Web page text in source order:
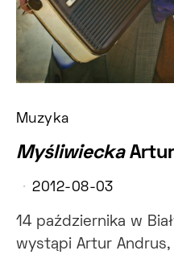
Muzyka
Myśliwiecka
2012-08-03
14 października w
wystąpi Artur